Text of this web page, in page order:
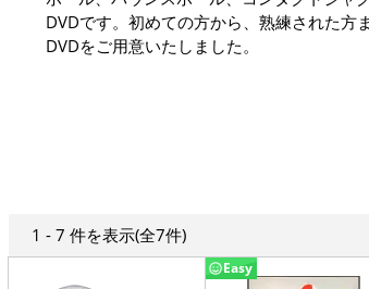
DVDです。初めての方から、熟練された方
DVDをご用意いたしました。
1 - 7 件を表示(全7件)
Easy